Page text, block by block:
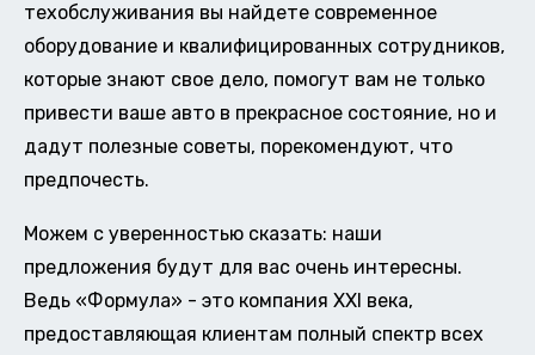
техобслуживания вы найдете современное
оборудование и квалифицированных сотрудников,
которые знают свое дело, помогут вам не только
привести ваше авто в прекрасное состояние, но и
дадут полезные советы, порекомендуют, что
предпочесть.
Можем с уверенностью сказать: наши
предложения будут для вас очень интересны.
Ведь «Формула» - это компания XXI века,
предоставляющая клиентам полный спектр всех